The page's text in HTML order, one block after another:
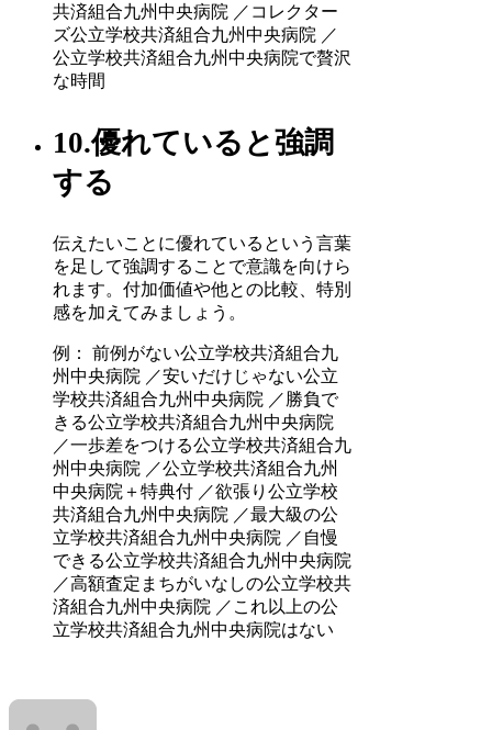
共済組合九州中央病院 ／コレクター
ズ公立学校共済組合九州中央病院 ／
公立学校共済組合九州中央病院で贅沢
な時間
10.優れていると強調
する
伝えたいことに優れているという言葉
を足して強調することで意識を向けら
れます。付加価値や他との比較、特別
感を加えてみましょう。
例： 前例がない公立学校共済組合九
州中央病院 ／安いだけじゃない公立
学校共済組合九州中央病院 ／勝負で
きる公立学校共済組合九州中央病院
／一歩差をつける公立学校共済組合九
州中央病院 ／公立学校共済組合九州
中央病院＋特典付 ／欲張り公立学校
共済組合九州中央病院 ／最大級の公
立学校共済組合九州中央病院 ／自慢
できる公立学校共済組合九州中央病院
／高額査定まちがいなしの公立学校共
済組合九州中央病院 ／これ以上の公
立学校共済組合九州中央病院はない